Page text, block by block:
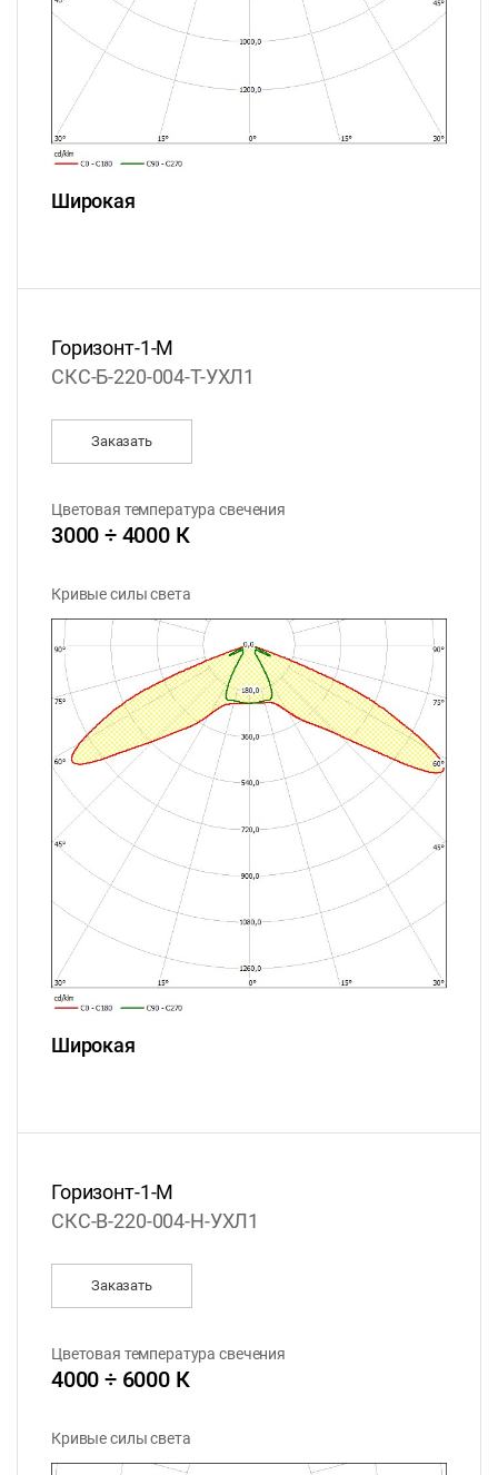
Широкая
Горизонт-1-М
СКС-Б-220-004-T-УХЛ1
Заказать
Цветовая температура свечения
3000 ÷ 4000 К
Кривые силы света
Широкая
Горизонт-1-М
СКС-B-220-004-H-УХЛ1
Заказать
Цветовая температура свечения
4000 ÷ 6000 К
Кривые силы света